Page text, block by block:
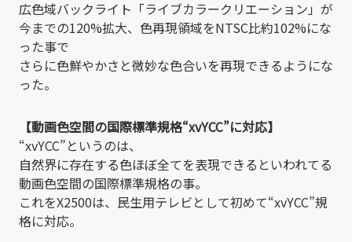
広色域バックライト「ライブカラークリエーション」が
今までの120%拡大、色再現領域をNTSC比約102%にな
った事で
さらに色鮮やかさと微妙な色合いを再現できるようにな
った。
【動画色空間の国際標準規格“xvYCC”に対応】
“xvYCC”というのは、
自然界に存在する色ほぼ全てを表現できるといわれてる
動画色空間の国際標準規格の事。
これをX2500は、民生用テレビとして初めて“xvYCC”規
格に対応。